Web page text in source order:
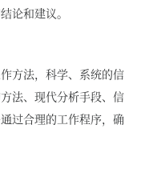
论和建议。
方法，科学、系统的信
法、现代分析手段、信
过合理的工作程序，确